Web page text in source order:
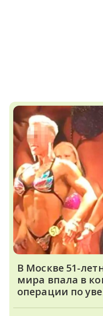
В Москве 51-
мира впала в
операции по